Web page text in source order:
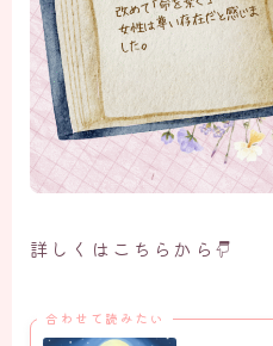
詳しくはこちらから
合わせて読みたい